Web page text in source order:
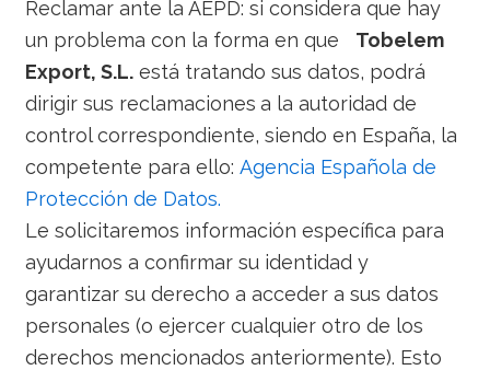
Reclamar ante la AEPD: si considera que hay
un problema con la forma en que Tobelem
Export, S.L. está tratando sus datos, podrá
dirigir sus reclamaciones a la autoridad de
control correspondiente, siendo en España, la
competente para ello:Agencia Española de
Protección de Datos.
Le solicitaremos información específica para
ayudarnos a confirmar su identidad y
garantizar su derecho a acceder a sus datos
personales (o ejercer cualquier otro de los
derechos mencionados anteriormente). Esto